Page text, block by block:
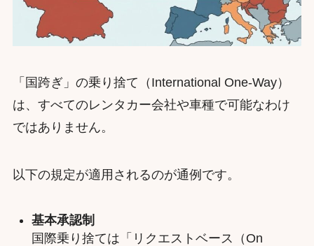
「国跨ぎ」の乗り捨て（International One-Way）
は、すべてのレンタカー会社や車種で可能なわけ
ではありません。
以下の規定が適用されるのが通例です。
基本承認制
国際乗り捨ては「リクエストベース（On